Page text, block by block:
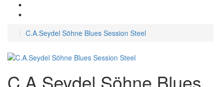
C.A.Seydel Söhne Blues Session Steel